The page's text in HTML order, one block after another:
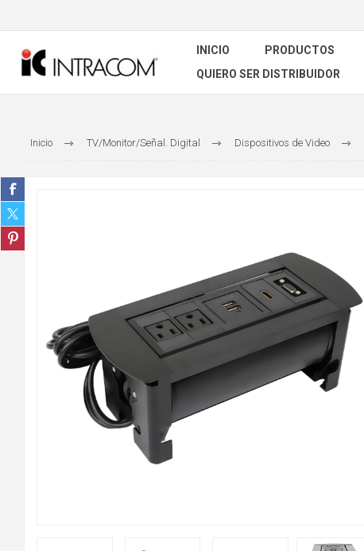
INICIO PRODUCTOS
QUIERO SER DISTRIBUIDOR
Inicio TV/Monitor/Señal. Digital Dispositivos de Video